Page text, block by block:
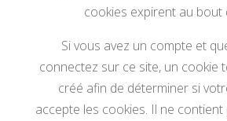
cookies expirent au bout
Si vous avez un compte et
connectez sur ce site, un cookie
créé afin de déterminer si
accepte les cookies. Il ne